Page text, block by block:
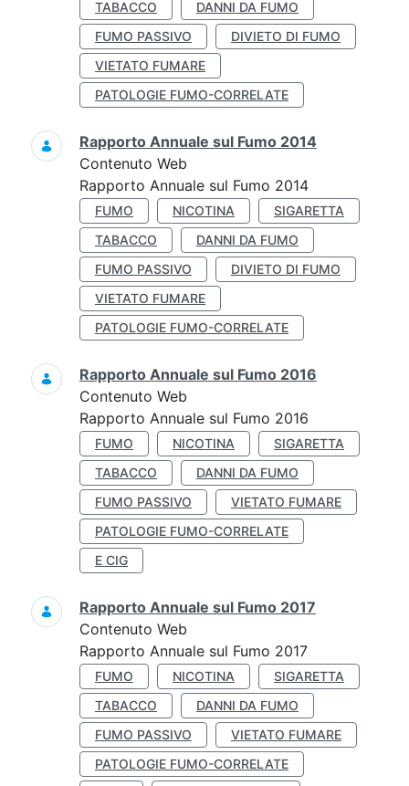
TABACCO
DANNI DA FUMO
FUMO PASSIVO
DIVIETO DI FUMO
VIETATO FUMARE
PATOLOGIE FUMO-CORRELATE
Rapporto Annuale sul Fumo 2014
Contenuto Web
Rapporto Annuale sul Fumo 2014
FUMO NICOTINA
SIGARETTA
TABACCO
DANNI DA FUMO
FUMO PASSIVO
DIVIETO DI FUMO
VIETATO FUMARE
PATOLOGIE FUMO-CORRELATE
Rapporto Annuale sul Fumo 2016
Contenuto Web
Rapporto Annuale sul Fumo 2016
FUMO NICOTINA
SIGARETTA
TABACCO
DANNI DA FUMO
FUMO PASSIVO
VIETATO FUMARE
PATOLOGIE FUMO-CORRELATE
E CIG
Rapporto Annuale sul Fumo 2017
Contenuto Web
Rapporto Annuale sul Fumo 2017
FUMO NICOTINA
SIGARETTA
TABACCO
DANNI DA FUMO
FUMO PASSIVO
VIETATO FUMARE
PATOLOGIE FUMO-CORRELATE